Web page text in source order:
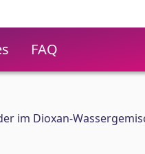
FAQ
im Dioxan-